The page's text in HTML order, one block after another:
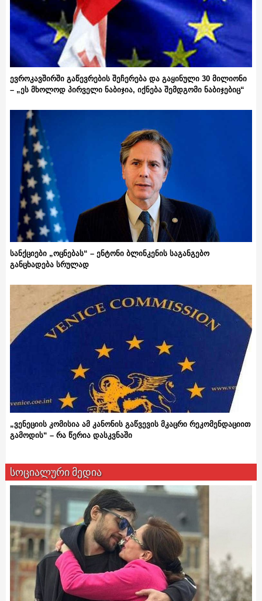
ევროკავშირში გაწევრების შეჩერება და გაყინული 30 მილიონი
– „ეს მხოლოდ პირველი ნაბიჯია, იქნება შემდგომი ნაბიჯებიც“
სანქციები „ოცნებას“ – ენტონი ბლინკენის საგანგებო
განცხადება სრულად
„ვენეციის კომისია ამ კანონის გაწვევის მკაცრი რეკომენდაციით
გამოდის“ – რა წერია დასკვნაში
სოციალური მედია